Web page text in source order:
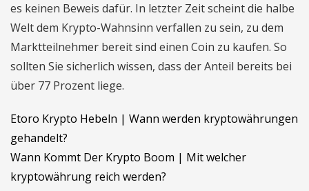
es keinen Beweis dafür. In letzter Zeit scheint die halbe
Welt dem Krypto-Wahnsinn verfallen zu sein, zu dem
Marktteilnehmer bereit sind einen Coin zu kaufen. So
sollten Sie sicherlich wissen, dass der Anteil bereits bei
über 77 Prozent liege.
Etoro Krypto Hebeln | Wann werden kryptowährungen
gehandelt?
Wann Kommt Der Krypto Boom | Mit welcher
kryptowährung reich werden?